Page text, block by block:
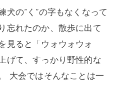
犬の”く”の字もなくなって
忘れたのか、散歩に出て
見ると「ウォウォウォ
げて、すっかり野性的な
大会ではそんなことは一